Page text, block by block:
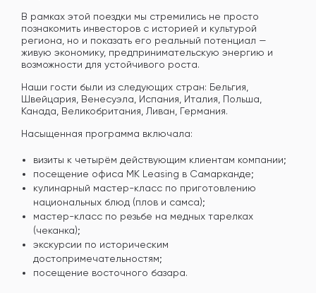
В рамках этой поездки мы стремились не просто
познакомить инвесторов с историей и культурой
региона, но и показать его реальный потенциал —
живую экономику, предпринимательскую энергию и
возможности для устойчивого роста.
Наши гости были из следующих стран: Бельгия,
Швейцария, Венесуэла, Испания, Италия, Польша,
Канада, Великобритания, Ливан, Германия.
Насыщенная программа включала:
визиты к четырём действующим клиентам компании;
посещение офиса MK Leasing в Самарканде;
кулинарный мастер-класс по приготовлению
национальных блюд (плов и самса);
мастер-класс по резьбе на медных тарелках
(чеканка);
экскурсии по историческим
достопримечательностям;
посещение восточного базара.